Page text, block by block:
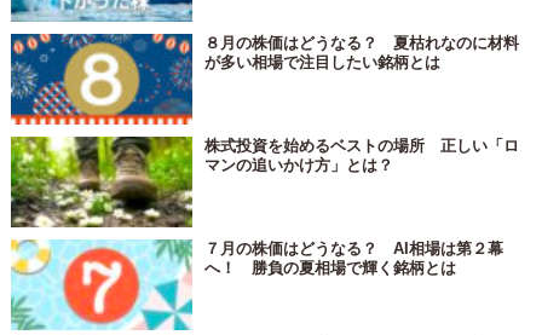
８月の株価はどうなる？ 夏枯れなのに材料
が多い相場で注目したい銘柄とは
株式投資を始めるベストの場所 正しい「ロ
マンの追いかけ方」とは？
７月の株価はどうなる？ AI相場は第２幕
へ！ 勝負の夏相場で輝く銘柄とは